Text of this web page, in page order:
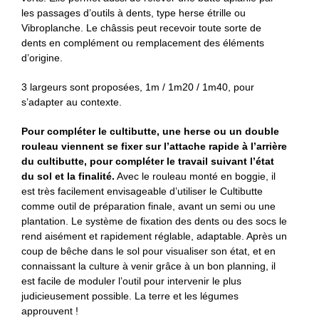
les passages d’outils à dents, type herse étrille ou
Vibroplanche. Le châssis peut recevoir toute sorte de
dents en complément ou remplacement des éléments
d’origine.
3 largeurs sont proposées, 1m / 1m20 / 1m40, pour
s’adapter au contexte.
Pour compléter le cultibutte, une herse ou un double
rouleau viennent se fixer sur l’attache rapide à l’arrière
du cultibutte, pour compléter le travail suivant l’état
du sol et la finalité. Avec le rouleau monté en boggie, il
est très facilement envisageable d’utiliser le Cultibutte
comme outil de préparation finale, avant un semi ou une
plantation. Le système de fixation des dents ou des socs le
rend aisément et rapidement réglable, adaptable. Après un
coup de bêche dans le sol pour visualiser son état, et en
connaissant la culture à venir grâce à un bon planning, il
est facile de moduler l’outil pour intervenir le plus
judicieusement possible. La terre et les légumes
approuvent !